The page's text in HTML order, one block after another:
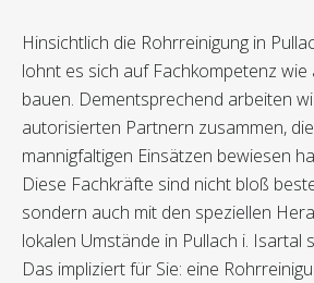
Hinsichtlich die Rohrreinigung in
lohnt es sich auf Fachkompetenz
bauen. Dementsprechend arbeiten
autorisierten Partnern zusammen,
mannigfaltigen Einsätzen bewiesen
Diese Fachkräfte sind nicht bloß
sondern auch mit den speziellen
lokalen Umstände in Pullach i. Isartal
Das impliziert für Sie: eine